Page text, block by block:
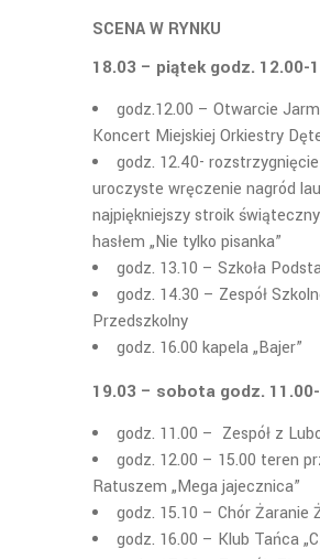
SCENA W RYNKU
18.03 – piątek godz. 12.00-
godz.12.00 – Otwarcie
Koncert Miejskiej Orkiestry
godz. 12.40-
uroczyste wręczenie nagród
najpiękniejszy stroik
hasłem „Nie tylko pisanka”
godz. 13.10 – Szkoła
godz. 14.30 – Zespół
Przedszkolny
godz. 16.00 kapela „Bajer”
19.03 – sobota godz.
godz. 11.00 – Zespół z
godz. 12.00 – 15.00 teren
Ratuszem „Mega jajecznica”
godz. 15.10 – Chór Żaranie
godz. 16.00 – Klub Tańca